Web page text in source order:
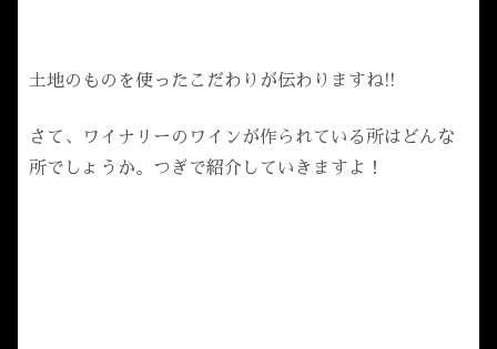
土地のものを使ったこだわりが伝わりますね!!
さて、ワイナリーのワインが作られている所はどんな
所でしょうか。つぎで紹介していきますよ！